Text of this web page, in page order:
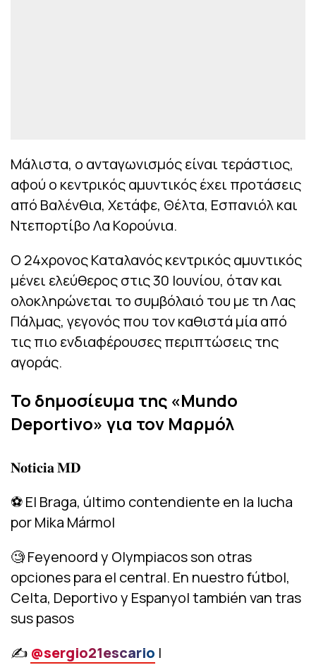
Μάλιστα, ο ανταγωνισμός είναι τεράστιος,
αφού ο κεντρικός αμυντικός έχει προτάσεις
από Βαλένθια, Χετάφε, Θέλτα, Εσπανιόλ και
Ντεπορτίβο Λα Κορούνια.
Ο 24χρονος Καταλανός κεντρικός αμυντικός
μένει ελεύθερος στις 30 Ιουνίου, όταν και
ολοκληρώνεται το συμβόλαιό του με τη Λας
Πάλμας, γεγονός που τον καθιστά μία από
τις πιο ενδιαφέρουσες περιπτώσεις της
αγοράς.
Το δημοσίευμα της «Mundo
Deportivo» για τον Μαρμόλ
𝐍𝐨𝐭𝐢𝐜𝐢𝐚 𝐌𝐃
⚽️ El Braga, último contendiente en la lucha
por Mika Mármol
🧐 Feyenoord y Olympiacos son otras
opciones para el central. En nuestro fútbol,
Celta, Deportivo y Espanyol también van tras
sus pasos
✍️ @sergio21escario |